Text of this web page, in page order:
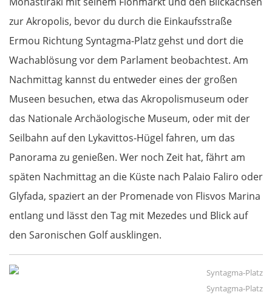
zur Akropolis, bevor du durch die Einkaufsstraße
Ermou Richtung Syntagma-Platz gehst und dort die
Wachablösung vor dem Parlament beobachtest. Am
Nachmittag kannst du entweder eines der großen
Museen besuchen, etwa das Akropolismuseum oder
das Nationale Archäologische Museum, oder mit der
Seilbahn auf den Lykavittos-Hügel fahren, um das
Panorama zu genießen. Wer noch Zeit hat, fährt am
späten Nachmittag an die Küste nach Palaio Faliro oder
Glyfada, spaziert an der Promenade von Flisvos Marina
entlang und lässt den Tag mit Mezedes und Blick auf
den Saronischen Golf ausklingen.
Syntagma-Platz